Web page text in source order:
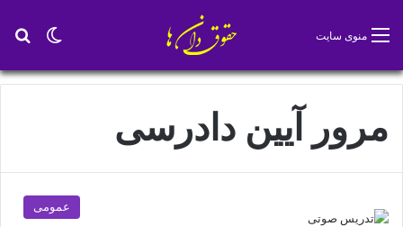
تغییر منوی سایت
مرور آیین دادرسی
عمومی